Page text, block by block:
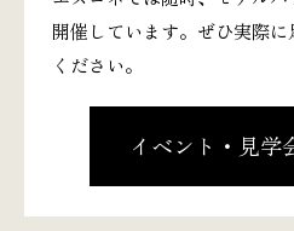
開催しています。ぜひ実際
ください。
イベント・見学